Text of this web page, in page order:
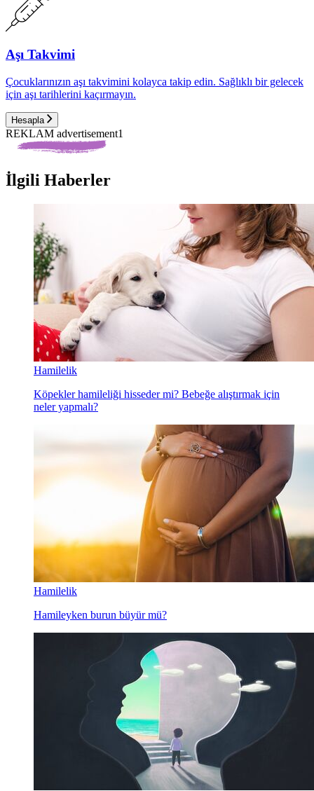
Aşı Takvimi
Çocuklarınızın aşı takvimini kolayca takip edin. Sağlıklı bir gelecek
için aşı tarihlerini kaçırmayın.
Hesapla
REKLAM advertisement1
İlgili Haberler
Hamilelik
Köpekler hamileliği hisseder mi? Bebeğe alıştırmak için
neler yapmalı?
Hamilelik
Hamileyken burun büyür mü?